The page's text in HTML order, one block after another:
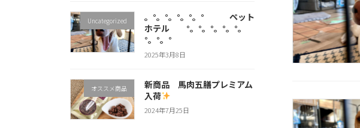
Uncategorized
。°。°。°。°。° ペット
ホテル °。°。°。°。°。
°。°。°
2025年3月8日
オススメ商品
新商品 馬肉五膳プレミアム
入荷
2024年7月25日